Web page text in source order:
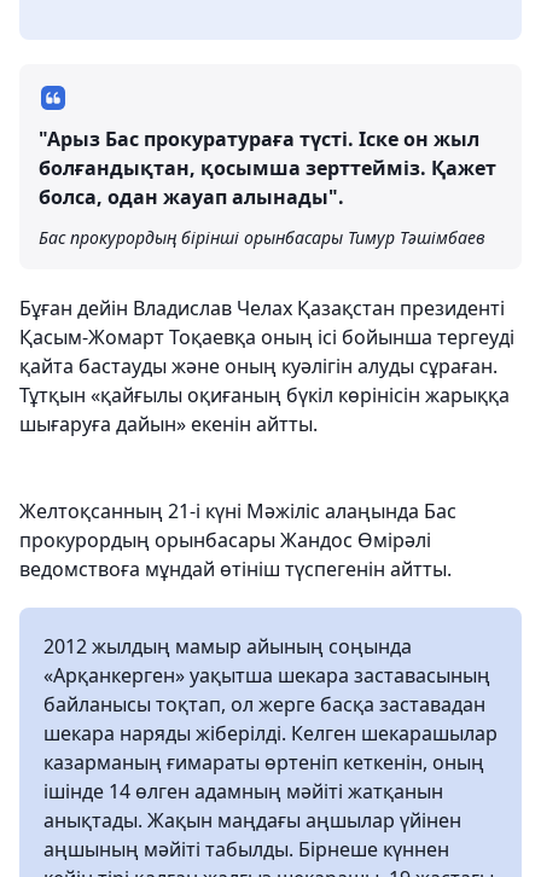
"Арыз Бас прокуратураға түсті. Іске он жыл
болғандықтан, қосымша зерттейміз. Қажет
болса, одан жауап алынады".
Бас прокурордың бірінші орынбасары Тимур Тәшімбаев
Бұған дейін Владислав Челах Қазақстан президенті
Қасым-Жомарт Тоқаевқа оның ісі бойынша тергеуді
қайта бастауды және оның куәлігін алуды сұраған.
Тұтқын «қайғылы оқиғаның бүкіл көрінісін жарыққа
шығаруға дайын» ​​екенін айтты.
Желтоқсанның 21-і күні Мәжіліс алаңында Бас
прокурордың орынбасары Жандос Өмірәлі
ведомствоға мұндай өтініш түспегенін айтты.
2012 жылдың мамыр айының соңында
«Арқанкерген» уақытша шекара заставасының
байланысы тоқтап, ол жерге басқа заставадан
шекара наряды жіберілді. Келген шекарашылар
казарманың ғимараты өртеніп кеткенін, оның
ішінде 14 өлген адамның мәйіті жатқанын
анықтады. Жақын маңдағы аңшылар үйінен
аңшының мәйіті табылды. Бірнеше күннен